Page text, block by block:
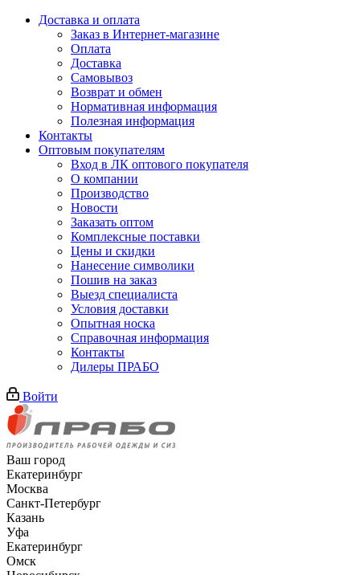
Доставка и оплата
Заказ в Интернет-магазине
Оплата
Доставка
Самовывоз
Возврат и обмен
Нормативная информация
Полезная информация
Контакты
Оптовым покупателям
Вход в ЛК оптового покупателя
О компании
Производство
Новости
Заказать оптом
Комплексные поставки
Цены и скидки
Нанесение символики
Пошив на заказ
Выезд специалиста
Условия доставки
Опытная носка
Справочная информация
Контакты
Дилеры ПРАБО
Войти
Ваш город
Екатеринбург
Москва
Санкт-Петербург
Казань
Уфа
Екатеринбург
Омск